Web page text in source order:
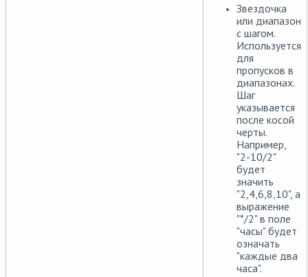
Звездочка
или диапазон
с шагом.
Используется
для
пропусков в
диапазонах.
Шаг
указывается
после косой
черты.
Например,
"2-10/2"
будет
значить
"2,4,6,8,10", а
выражение
"*/2" в поле
"часы" будет
означать
"каждые два
часа".